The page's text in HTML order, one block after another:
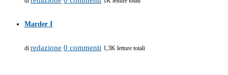
Marder I
di redazione 0 commenti 1,3K letture totali